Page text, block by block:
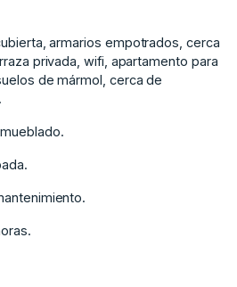
armarios empotrados, cerca
privada, wifi, apartamento para
‌de ‌mármol, ‌cerca ‌de